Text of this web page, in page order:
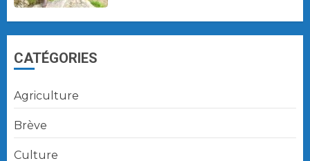
CATÉGORIES
Agriculture
Brève
Culture